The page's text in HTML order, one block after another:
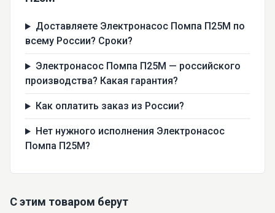
Доставляете Электронасос Помпа П25М по
всему России? Сроки?
Электронасос Помпа П25М — российского
производства? Какая гарантия?
Как оплатить заказ из России?
Нет нужного исполнения Электронасос
Помпа П25М?
С этим товаром берут